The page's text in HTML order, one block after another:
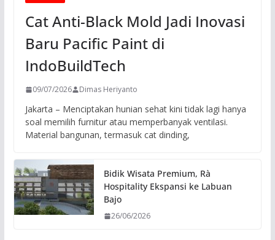
Cat Anti-Black Mold Jadi Inovasi
Baru Pacific Paint di
IndoBuildTech
09/07/2026 Dimas Heriyanto
Jakarta – Menciptakan hunian sehat kini tidak lagi hanya
soal memilih furnitur atau memperbanyak ventilasi.
Material bangunan, termasuk cat dinding,
Bidik Wisata Premium, Rà
Hospitality Ekspansi ke Labuan
Bajo
26/06/2026